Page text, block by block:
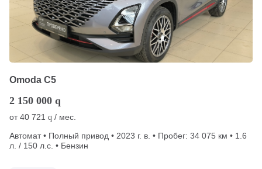
Omoda C5
2 150 000 q
от40 721 q / мес.
Автомат • Полный привод • 2023 г. в. • Пробег: 34 075 км • 1.6
л. / 150 л.с. • Бензин